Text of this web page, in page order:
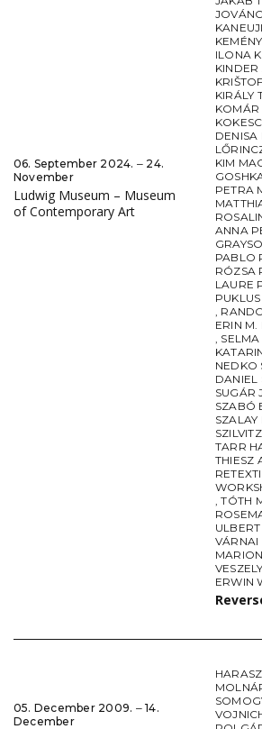
06. September 2024. ‒ 24.
November
Ludwig Museum – Museum
of Contemporary Art
ILONA
KIRÁLY
KOMÁR
DENISA
KIM
PETRA
ANNA
PABLO
RÓZSA
LAURE
,
ERIN M.
,
NEDKO
DANIEL
SUGÁR
SZABÓ
SZALAY
TARR
THIESZ
,TÓTH
VÁRNAI
ERWIN
05. December 2009. ‒ 14.
December